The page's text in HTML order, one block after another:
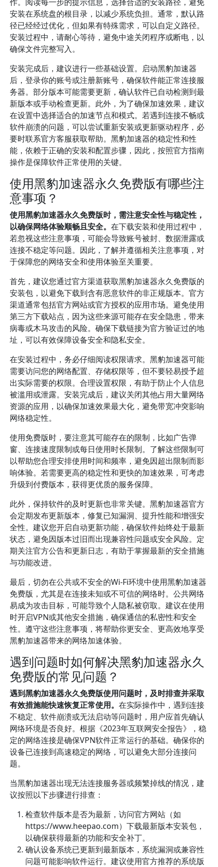
安装在系统盘的根目录，以减少系统负担。通常，默认路
径已经经过优化，但如果有特殊需求，可以自定义路径。
安装过程中，请耐心等待，避免中途关闭程序或断电，以
确保文件完整写入。
安装完成后，建议进行一些基础设置。启动黑豹加速器
后，登录你的账号或注册新账号，确保软件能正常连接服
务器。部分版本可能需要更新，确认软件已自动检测到最
新版本或手动检查更新。此外，为了确保加速效果，建议
在设置中选择适合的加速节点和模式。若遇到连接不畅或
软件崩溃的问题，可以尝试重新安装或更新驱动程序，必
要时联系官方客服获取帮助。黑豹加速器的稳定性和性
能，依赖于正确的安装和配置步骤，因此，按照官方指南
操作是保障软件正常使用的关键。
使用黑豹加速器永久免费版有哪些注
意事项？
使用黑豹加速器永久免费版时，需注意安全性与稳定性，
以确保网络体验顺畅且安全。 在下载安装和使用过程中，
若忽视这些注意事项，可能会导致账号被封、数据泄露或
连接不稳定等问题。因此，了解并遵循相关注意事项，对
于保障您的网络安全和使用体验至关重要。
首先，建议您通过官方渠道获取黑豹加速器永久免费版的
安装包，以避免下载到含有恶意软件的非正规版本。官方
渠道通常包括官方网站或官方授权的应用市场。避免使用
第三方下载站点，因为这些来源可能存在安全隐患，带来
病毒或木马攻击的风险。确保下载链接为官方验证过的地
址，可以有效保障设备安全和隐私安全。
在安装过程中，务必仔细阅读权限请求。黑豹加速器可能
需要访问您的网络配置、存储权限等，但不要轻易授予超
出实际需要的权限。合理设置权限，有助于防止个人信息
被滥用或泄露。安装完成后，建议关闭其他占用大量网络
资源的应用，以确保加速效果最大化，避免带宽冲突影响
网络稳定性。
使用免费版时，要注意其可能存在的限制，比如广告弹
窗、连接速度限制或每日使用时长限制。了解这些限制可
以帮助您合理安排使用时间和频率，避免因超出限制而影
响体验。若需要更高的稳定性和更快的加速效果，可考虑
升级到付费版本，获得更优质的服务保障。
此外，保持软件的及时更新也非常关键。黑豹加速器官方
会定期发布更新版本，修复已知漏洞、提升性能和增强安
全性。建议您开启自动更新功能，确保软件始终处于最新
状态，避免因版本过旧而出现兼容性问题或安全风险。定
期关注官方公告和更新日志，有助于掌握最新的安全措施
与功能改进。
最后，切勿在公共或不安全的Wi-Fi环境中使用黑豹加速器
免费版，尤其是在连接未知或不可信的网络时。公共网络
易成为攻击目标，可能导致个人隐私被窃取。建议在使用
时开启VPN或其他安全措施，确保通信的私密性和安全
性。遵守这些注意事项，将帮助你更安全、更高效地享受
黑豹加速器带来的网络加速体验。
遇到问题时如何解决黑豹加速器永久
免费版的常见问题？
遇到黑豹加速器永久免费版使用问题时，及时排查并采取
有效措施能快速恢复正常使用。 在实际操作中，遇到连接
不稳定、软件崩溃或无法启动等问题时，用户应首先确认
网络环境是否良好。根据《2023年互联网安全报告》，稳
定的网络连接是确保VPN软件正常运行的基础。确保你的
设备已连接到高速稳定的网络，可以避免大部分连接问
题。
当黑豹加速器出现无法连接服务器或频繁掉线的情况，建
议按照以下步骤进行排查：
检查软件版本是否为最新，访问官方网站（如
https://www.heepao.com）下载最新版本安装包，
以确保获得最新的功能和安全补丁。
确认设备系统已更新到最新版本，系统漏洞或兼容性
问题可能影响软件运行。建议使用官方推荐的系统版